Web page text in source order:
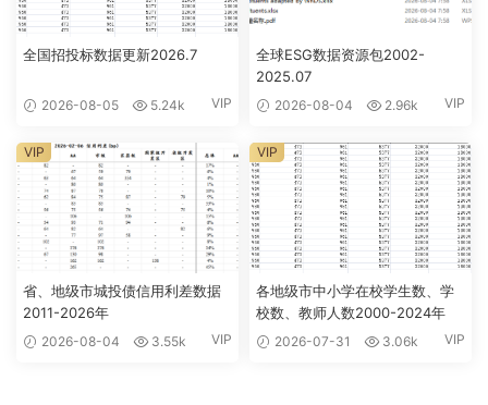
全国招投标数据更新2026.7
2026-08-05 5.24k VIP
全球ESG数据资源包2002-
2025.07
2026-08-04 2.96k VIP
省、地级市城投债信用利差数据
2011-2026年
2026-08-04 3.55k VIP
VIP
各地级市中小学在校学生数、学
校数、教师人数2000-2024年
2026-07-31 3.06k VIP
VIP